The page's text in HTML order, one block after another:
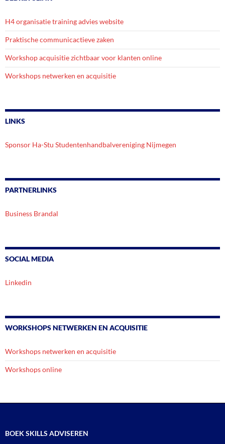
H4 organisatie training advies website
Praktische communicactieve zaken
Workshop acquisitie zichtbaar voor klanten online
Workshops netwerken en acquisitie
LINKS
Sponsor Ha-Stu Studentenhandbalvereniging Nijmegen
PARTNERLINKS
Business Brandal
SOCIAL MEDIA
Linkedin
WORKSHOPS NETWERKEN EN ACQUISITIE
Workshops netwerken en acquisitie
Workshops online
BOEK SKILLS ADVISEREN